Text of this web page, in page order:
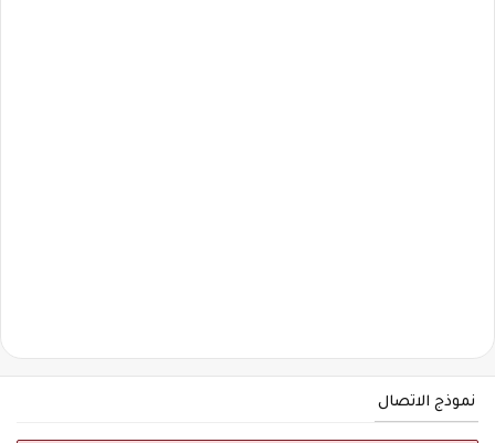
نموذج الاتصال